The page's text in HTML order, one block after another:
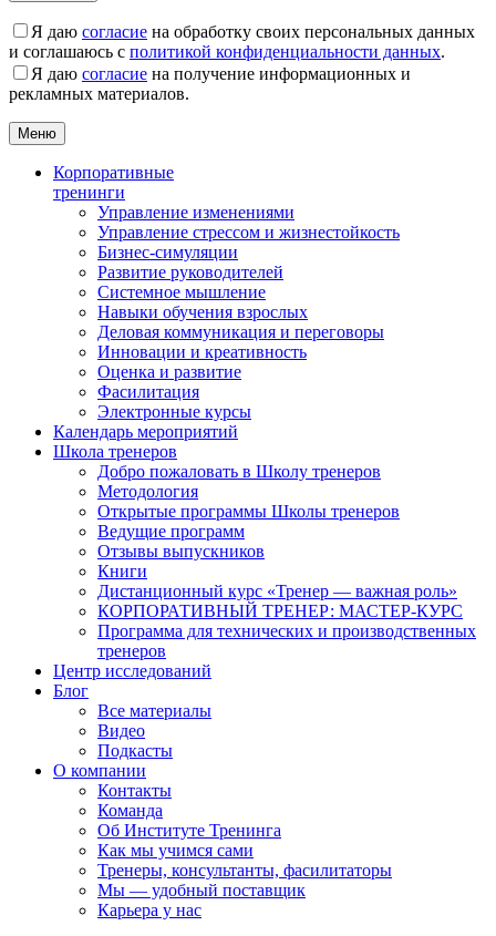
Я даю согласие на обработку своих персональных данных
и соглашаюсь с политикой конфиденциальности данных.
Я даю согласие на получение информационных и
рекламных материалов.
Меню
Корпоративные
тренинги
Управление изменениями
Управление стрессом и жизнестойкость
Бизнес-симуляции
Развитие руководителей
Системное мышление
Навыки обучения взрослых
Деловая коммуникация и переговоры
Инновации и креативность
Оценка и развитие
Фасилитация
Электронные курсы
Календарь мероприятий
Школа тренеров
Добро пожаловать в Школу тренеров
Методология
Открытые программы Школы тренеров
Ведущие программ
Отзывы выпускников
Книги
Дистанционный курс «Тренер — важная роль»
КОРПОРАТИВНЫЙ ТРЕНЕР: МАСТЕР-КУРС
Программа для технических и производственных
тренеров
Центр исследований
Блог
Все материалы
Видео
Подкасты
О компании
Контакты
Команда
Об Институте Тренинга
Как мы учимся сами
Тренеры, консультанты, фасилитаторы
Мы — удобный поставщик
Карьера у нас